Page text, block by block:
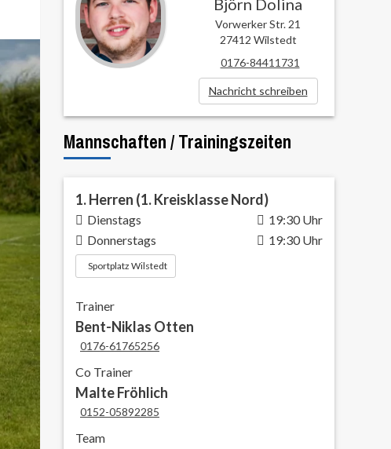
Björn Dolina
Vorwerker Str. 21
27412 Wilstedt
0176-84411731
Nachricht schreiben
Mannschaften / Trainingszeiten
1. Herren (1. Kreisklasse Nord)
Dienstags
19:30 Uhr
Donnerstags
19:30 Uhr
Sportplatz Wilstedt
Trainer
Bent-Niklas Otten
0176-61765256
Co Trainer
Malte Fröhlich
0152-05892285
Team